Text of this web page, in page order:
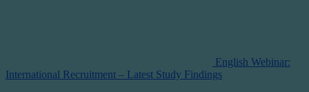
English Webinar:
International Recruitment – Latest Study Findings